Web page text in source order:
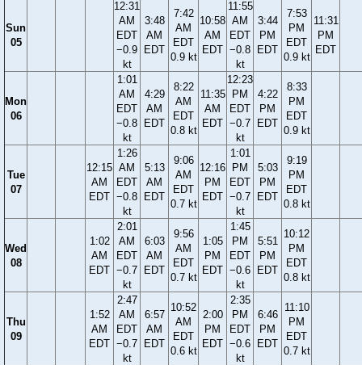
Sun
05
12:31
AM
EDT
−0.9
kt
3:48
AM
EDT
7:42
AM
EDT
0.9 kt
10:58
AM
EDT
11:55
AM
EDT
−0.8
kt
3:44
PM
EDT
7:53
PM
EDT
0.9 kt
11:31
PM
EDT
Mon
06
1:01
AM
EDT
−0.8
kt
4:29
AM
EDT
8:22
AM
EDT
0.8 kt
11:35
AM
EDT
12:23
PM
EDT
−0.7
kt
4:22
PM
EDT
8:33
PM
EDT
0.9 kt
Tue
07
12:15
AM
EDT
1:26
AM
EDT
−0.8
kt
5:13
AM
EDT
9:06
AM
EDT
0.7 kt
12:16
PM
EDT
1:01
PM
EDT
−0.7
kt
5:03
PM
EDT
9:19
PM
EDT
0.8 kt
Wed
08
1:02
AM
EDT
2:01
AM
EDT
−0.7
kt
6:03
AM
EDT
9:56
AM
EDT
0.7 kt
1:05
PM
EDT
1:45
PM
EDT
−0.6
kt
5:51
PM
EDT
10:12
PM
EDT
0.8 kt
Thu
09
1:52
AM
EDT
2:47
AM
EDT
−0.7
kt
6:57
AM
EDT
10:52
AM
EDT
0.6 kt
2:00
PM
EDT
2:35
PM
EDT
−0.6
kt
6:46
PM
EDT
11:10
PM
EDT
0.7 kt